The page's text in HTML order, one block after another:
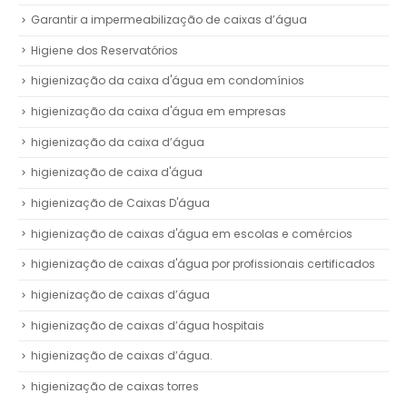
Garantir a impermeabilização de caixas d’água
Higiene dos Reservatórios
higienização da caixa d'água em condomínios
higienização da caixa d'água em empresas
higienização da caixa d’água
higienização de caixa d'água
higienização de Caixas D'água
higienização de caixas d'água em escolas e comércios
higienização de caixas d'água por profissionais certificados
higienização de caixas d’água
higienização de caixas d’água hospitais
higienização de caixas d’água.
higienização de caixas torres